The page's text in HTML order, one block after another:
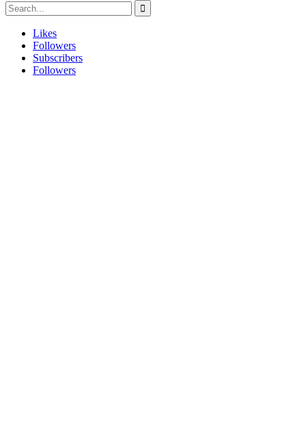
Likes
Followers
Subscribers
Followers